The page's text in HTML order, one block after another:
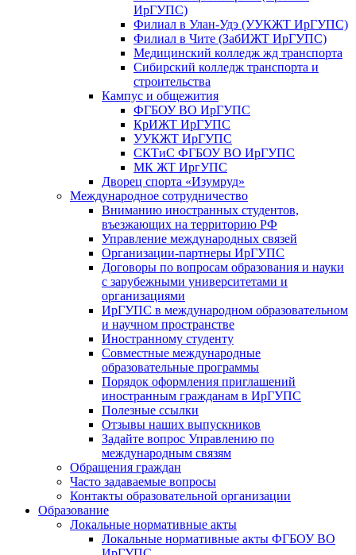
ИрГУПС)
Филиал в Улан-Удэ (УУКЖТ ИрГУПС)
Филиал в Чите (ЗабИЖТ ИрГУПС)
Медицинский колледж жд транспорта
Сибирский колледж транспорта и
строительства
Кампус и общежития
ФГБОУ ВО ИрГУПС
КрИЖТ ИрГУПС
УУКЖТ ИрГУПС
СКТиС ФГБОУ ВО ИрГУПС
МК ЖТ ИргУПС
Дворец спорта «Изумруд»
Международное сотрудничество
Вниманию иностранных студентов,
въезжающих на территорию РФ
Управление международных связей
Организации-партнеры ИрГУПС
Договоры по вопросам образования и науки
с зарубежными университетами и
организациями
ИрГУПС в международном образовательном
и научном пространстве
Иностранному студенту
Совместные международные
образовательные программы
Порядок оформления приглашений
иностранным гражданам в ИрГУПС
Полезные ссылки
Отзывы наших выпускников
Задайте вопрос Управлению по
международным связям
Обращения граждан
Часто задаваемые вопросы
Контакты образовательной организации
Образование
Локальные нормативные акты
Локальные нормативные акты ФГБОУ ВО